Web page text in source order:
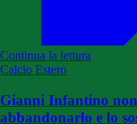
Continua la lettura
Calcio Estero
Gianni Infantino non
abbandonarlo e lo